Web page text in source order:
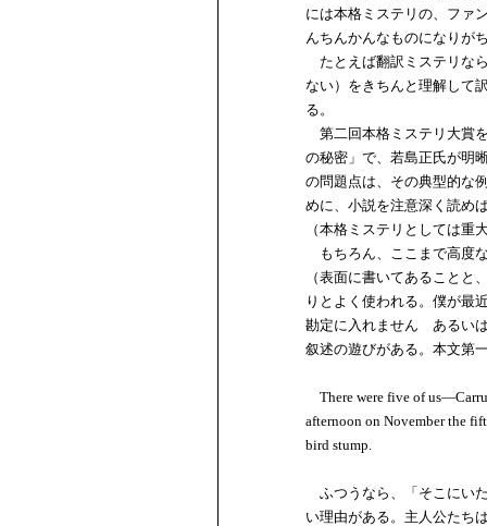
には本格ミステリの、ファ
んちんかんなものになりが
たとえば翻訳ミステリな
ない）をきちんと理解して
る。
第二回本格ミステリ大賞
の秘密」で、若島正氏が明
の問題点は、その典型的な
めに、小説を注意深く読め
（本格ミステリとしては重
もちろん、ここまで高度
（表面に書いてあること
りとよく使われる。僕が最
勘定に入れません あるい
叙述の遊びがある。本文第
There were five of
afternoon on November the
bird stump.
ふつうなら、「そこにい
い理由がある。主人公たち